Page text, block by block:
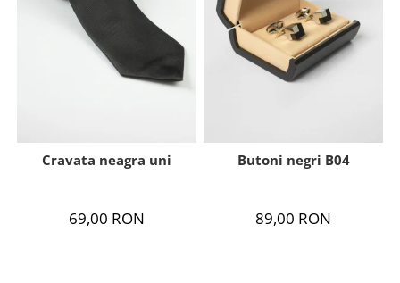
Cravata neagra uni
69,00 RON
Butoni negri B04
89,00 RON